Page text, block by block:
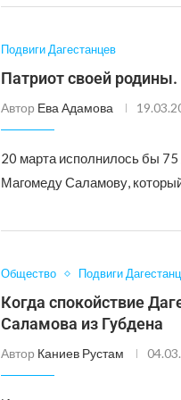
Подвиги Дагестанцев
Патриот своей
Автор Ева Адамова
20 марта исполнилось бы
Магомеду Саламову,
Общество Подвиги
Когда спокойствие
Саламова из Губдена
Автор Каниев Рустам